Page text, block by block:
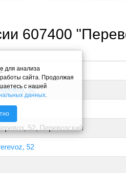
607400
52
52, Перевозский
52
для анализа
сайта. Продолжая
с нашей
данных